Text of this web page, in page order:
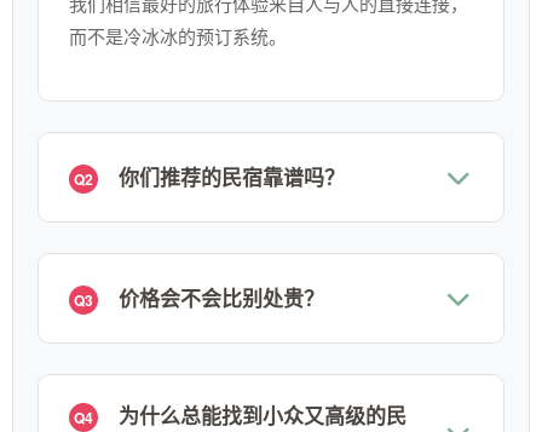
而不是冷冰冰的预订系统。
Q2 你们推荐的民宿靠谱吗？
Q3 价格会不会比别处贵？
Q4
为什么总能找到小众又高级的民